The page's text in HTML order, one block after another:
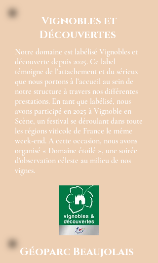
Vignobles et
Découvertes
Notre domaine est labélisé Vignobles et
découverte depuis 2025. Ce label
témoigne de l’attachement et du sérieux
que nous portons à l’accueil au sein de
notre structure à travers nos différentes
prestations. En tant que labélisé, nous
avons participé en 2025 à Vignoble en
Scène, un festival se déroulant dans toute
les régions viticole de France le même
week-end. A cette occasion, nous avons
organisé « Domaine étoilé », une soirée
d’observation céleste au milieu de nos
vignes.
Géoparc Beaujolais